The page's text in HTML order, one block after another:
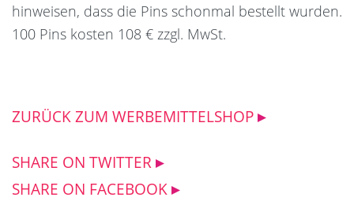
hinweisen, dass die Pins schonmal bestellt wurden.
100 Pins kosten 108 € zzgl. MwSt.
ZURÜCK ZUM WERBEMITTELSHOP
SHARE ON TWITTER
SHARE ON FACEBOOK